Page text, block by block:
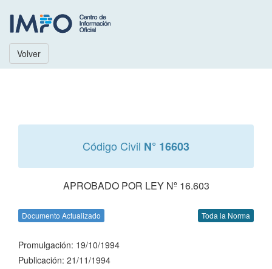
Volver
Código Civil N° 16603
APROBADO POR LEY Nº 16.603
Documento Actualizado Toda la Norma
Promulgación: 19/10/1994
Publicación: 21/11/1994